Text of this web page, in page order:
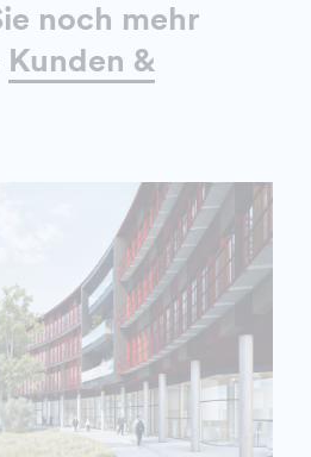
noch mehr
Kunden &